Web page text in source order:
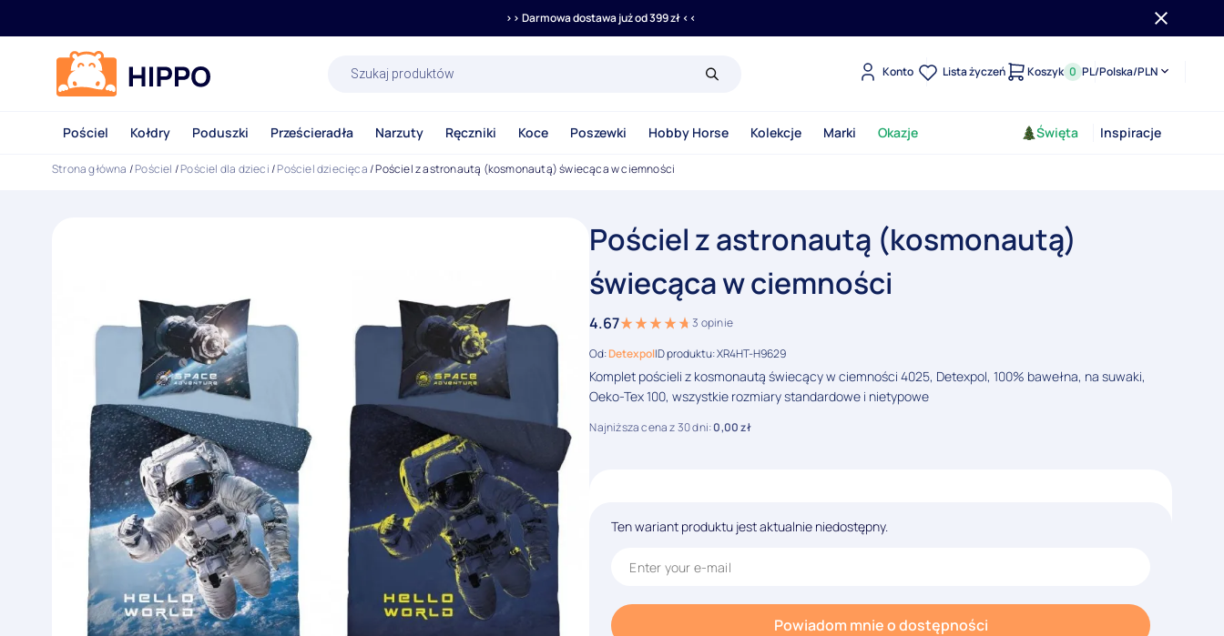
>> Darmowa dostawa już od 399 zł <<
produktów Konto Lista życzeń Koszyk 0 PL/Polska/PLN
Pościel Kołdry Poduszki Prześcieradła Narzuty Ręczniki Koce Poszewki Hobby Horse Kolekcje Marki Okazje Święta Inspiracje
Strona główna /Pościel /Pościel dla dzieci/Pościel dziecięca/ Pościel z astronautą (kosmonautą) świecąca w ciemności
Pościel z astronautą (kosmonautą)
świecąca w ciemności
4.67 3 opinie
Od:DetexpolID produktu: XR4HT-H9629
Komplet pościeli z kosmonautą świecący w ciemności 4025, Detexpol, 100% bawełna, na suwaki,
Oeko-Tex 100, wszystkie rozmiary standardowe i nietypowe
Najniższa cena z 30 dni:0,00zł
Ten wariant produktu jest aktualnie niedostępny.
Powiadom mnie o dostępności